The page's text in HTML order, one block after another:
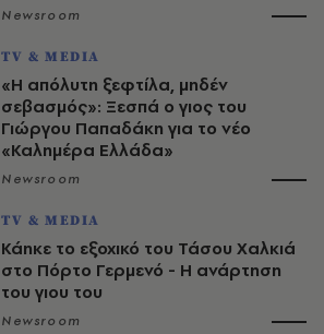
Newsroom
TV & MEDIA
«Η απόλυτη ξεφτίλα, μηδέν
σεβασμός»: Ξεσπά ο γιος του
Γιώργου Παπαδάκη για το νέο
«Καλημέρα Ελλάδα»
Newsroom
TV & MEDIA
Κάηκε το εξοχικό του Τάσου Χαλκιά
στο Πόρτο Γερμενό - Η ανάρτηση
του γιου του
Newsroom